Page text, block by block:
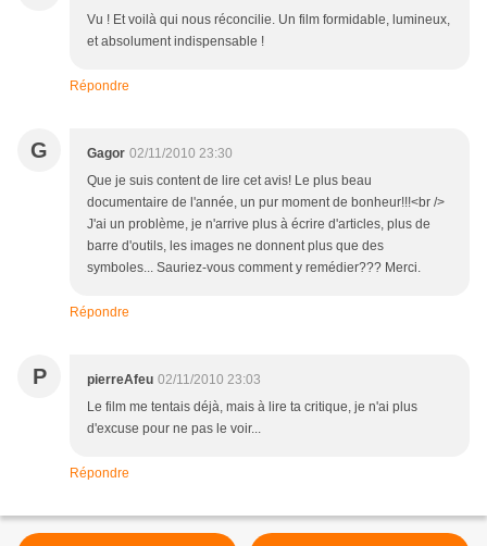
Vu ! Et voilà qui nous réconcilie. Un film formidable, lumineux,
et absolument indispensable !
Répondre
G Gagor 02/11/2010 23:30
Que je suis content de lire cet avis! Le plus beau
documentaire de l'année, un pur moment de bonheur!!!<br />
J'ai un problème, je n'arrive plus à écrire d'articles, plus de
barre d'outils, les images ne donnent plus que des
symboles... Sauriez-vous comment y remédier??? Merci.
Répondre
P pierreAfeu 02/11/2010 23:03
Le film me tentais déjà, mais à lire ta critique, je n'ai plus
d'excuse pour ne pas le voir...
Répondre